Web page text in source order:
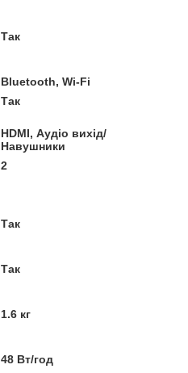
Так
Bluetooth, Wi-Fi
Так
HDMI, Аудіо вихід/
Навушники
2
Так
Так
1.6 кг
48 Вт/год